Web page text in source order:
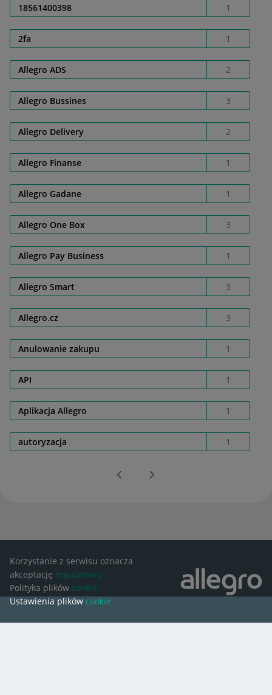
18561400398 1
2fa 1
Allegro ADS 2
Allegro Bussines 3
Allegro Delivery 2
Allegro Finanse 1
Allegro Gadane 1
Allegro One Box 3
Allegro Pay Business 1
Allegro Smart 3
Allegro.cz 3
Anulowanie zakupu 1
API 1
Aplikacja Allegro 1
autoryzacja 1
Korzystanie z serwisu oznacza
akceptację regulaminu
Polityka plików cookie
Ustawienia plików cookie